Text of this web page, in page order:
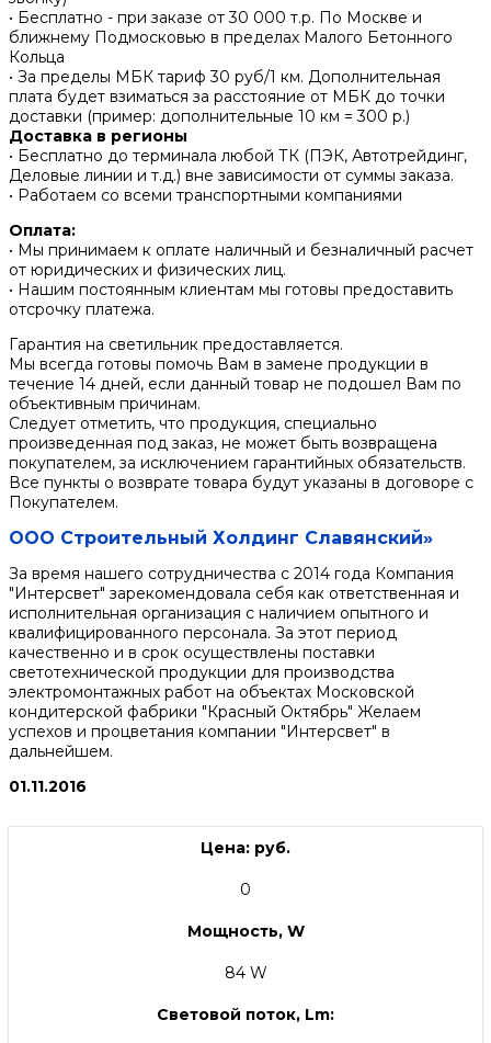
• Бесплатно - при заказе от 30 000 т.р. По Москве и
ближнему Подмосковью в пределах Малого Бетонного
Кольца
• За пределы МБК тариф 30 руб/1 км. Дополнительная
плата будет взиматься за расстояние от МБК до точки
доставки (пример: дополнительные 10 км = 300 р.)
Доставка в регионы
• Бесплатно до терминала любой ТК (ПЭК, Автотрейдинг,
Деловые линии и т.д.) вне зависимости от суммы заказа.
• Работаем со всеми транспортными компаниями
Оплата:
• Мы принимаем к оплате наличный и безналичный расчет
от юридических и физических лиц.
• Нашим постоянным клиентам мы готовы предоставить
отсрочку платежа.
Гарантия на светильник предоставляется.
Мы всегда готовы помочь Вам в замене продукции в
течение 14 дней, если данный товар не подошел Вам по
объективным причинам.
Следует отметить, что продукция, специально
произведенная под заказ, не может быть возвращена
покупателем, за исключением гарантийных обязательств.
Все пункты о возврате товара будут указаны в договоре с
Покупателем.
ООО Строительный Холдинг Славянский»
За время нашего сотрудничества с 2014 года Компания
"Интерсвет" зарекомендовала себя как ответственная и
исполнительная организация с наличием опытного и
квалифицированного персонала. За этот период
качественно и в срок осуществлены поставки
светотехнической продукции для производства
электромонтажных работ на объектах Московской
кондитерской фабрики "Красный Октябрь" Желаем
успехов и процветания компании "Интерсвет" в
дальнейшем.
01.11.2016
Цена: руб.
0
Мощность, W
84 W
Световой поток, Lm: